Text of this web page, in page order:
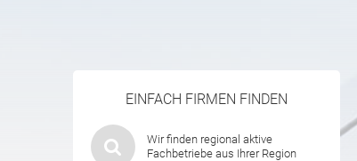
EINFACH FIRMEN FINDEN
Wir finden regional aktive
Fachbetriebe aus Ihrer Region